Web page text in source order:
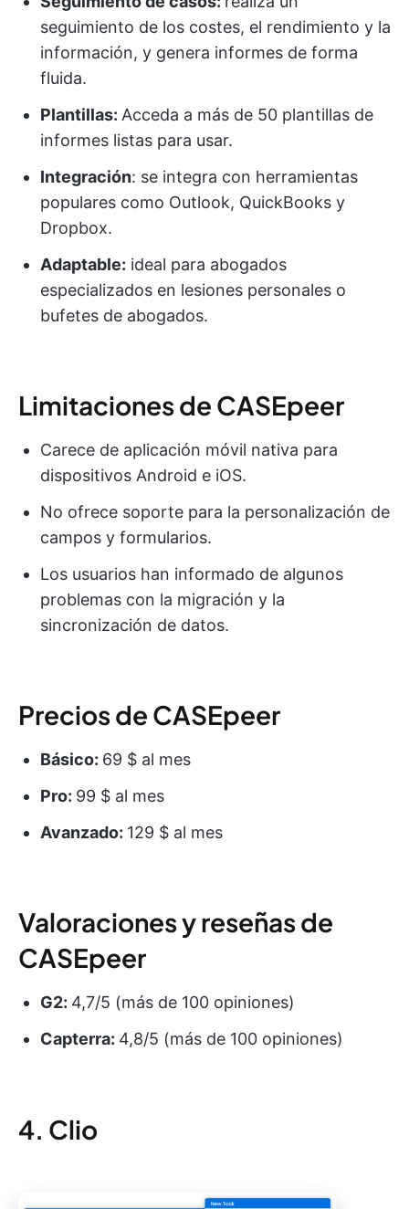
seguimiento de los costes, el rendimiento y la
información, y genera informes de forma
fluida.
Plantillas: Acceda a más de 50 plantillas de
informes listas para usar.
Integración: se integra con herramientas
populares como Outlook, QuickBooks y
Dropbox.
Adaptable: ideal para abogados
especializados en lesiones personales o
bufetes de abogados.
Limitaciones de CASEpeer
Carece de aplicación móvil nativa para
dispositivos Android e iOS.
No ofrece soporte para la personalización de
campos y formularios.
Los usuarios han informado de algunos
problemas con la migración y la
sincronización de datos.
Precios de CASEpeer
Básico: 69 $ al mes
Pro: 99 $ al mes
Avanzado: 129 $ al mes
Valoraciones y reseñas de
CASEpeer
G2: 4,7/5 (más de 100 opiniones)
Capterra: 4,8/5 (más de 100 opiniones)
4. Clio